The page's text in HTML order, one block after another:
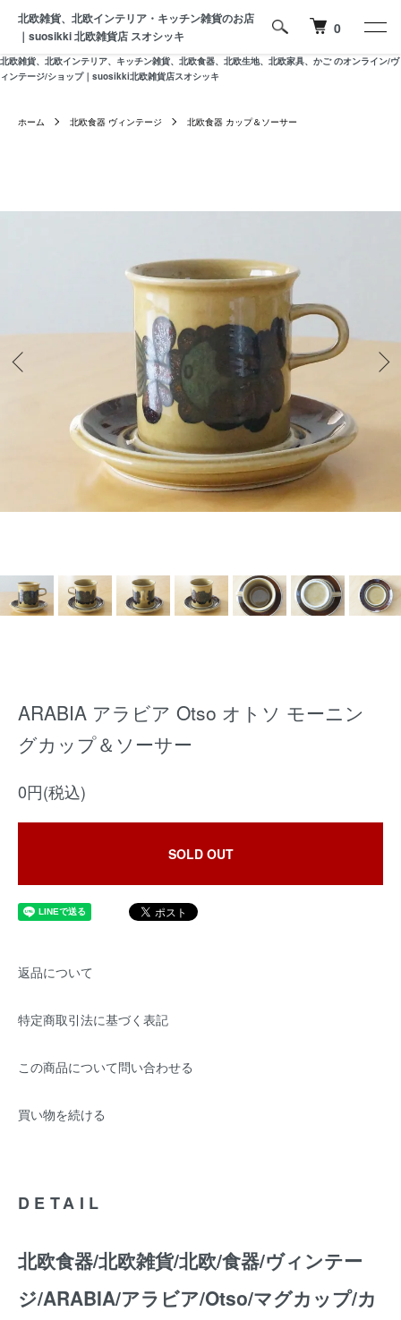
北欧雑貨、北欧インテリア、キッチン雑貨、北欧食器、北欧生地、北欧家具、かご のオンライン/ヴ
ィンテージ/ショップ｜suosikki北欧雑貨店スオシッキ
北欧雑貨、北欧インテリア・キッチン雑貨のお店
｜suosikki 北欧雑貨店 スオシッキ
0
ホーム 北欧食器 ヴィンテージ 北欧食器 カップ＆ソーサー
ARABIA アラビア Otso オトソ モーニン
グカップ＆ソーサー
0円(税込)
SOLD OUT
返品について
特定商取引法に基づく表記
この商品について問い合わせる
買い物を続ける
DETAIL
北欧食器/北欧雑貨/北欧/食器/ヴィンテー
ジ/ARABIA/アラビア/Otso/マグカップ/カ